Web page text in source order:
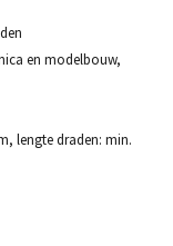
en modelbouw,
lengte draden: min.